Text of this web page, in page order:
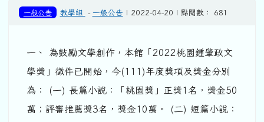
一般公告 教學組 - 一般公告 | 2022-04-20 | 點閱數： 681
一、 為鼓勵文學創作，本館「2022桃園鍾肇政文
學獎」徵件已開始，今(111)年度獎項及獎金分別
為： (一) 長篇小說：「桃園獎」正獎1名，獎金50
萬；評審推薦獎3名，獎金10萬。 (二) 短篇小說：